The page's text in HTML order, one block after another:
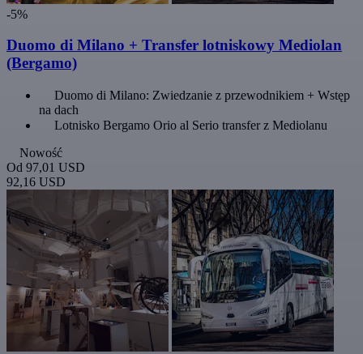
-5%
Duomo di Milano + Transfer lotniskowy Mediolan
(Bergamo)
Duomo di Milano: Zwiedzanie z przewodnikiem + Wstęp
na dach
Lotnisko Bergamo Orio al Serio transfer z Mediolanu
Nowość
Od 97,01 USD
92,16 USD